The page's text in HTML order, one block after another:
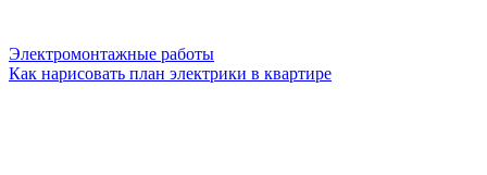
Электромонтажные работы
Как нарисовать план электрики в квартире